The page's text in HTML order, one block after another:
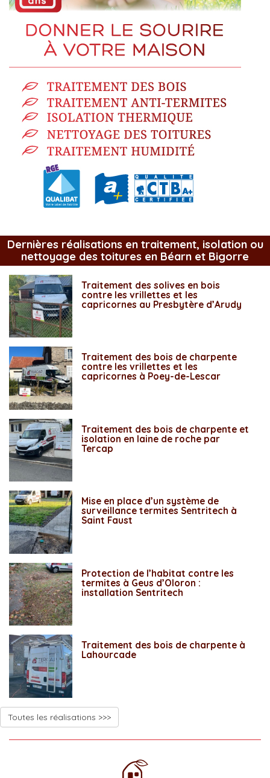
Dernières réalisations en traitement, isolation ou
nettoyage des toitures en Béarn et Bigorre
Traitement des solives en bois
contre les vrillettes et les
capricornes au Presbytère d’Arudy
Traitement des bois de charpente
contre les vrillettes et les
capricornes à Poey-de-Lescar
Traitement des bois de charpente et
isolation en laine de roche par
Tercap
Mise en place d’un système de
surveillance termites Sentritech à
Saint Faust
Protection de l’habitat contre les
termites à Geus d’Oloron :
installation Sentritech
Traitement des bois de charpente à
Lahourcade
Toutes les réalisations >>>